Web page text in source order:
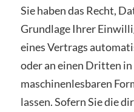
Sie haben das Recht,
Grundlage Ihrer
eines Vertrags
oder an einen Dritten in
maschinenlesbaren
lassen. Sofern Sie die